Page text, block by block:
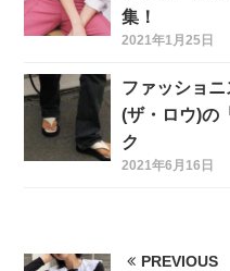
集！
2021年1月25日
ファッショ
(ザ・ロウ)の
ク
2021年6月16日
PREVIOUS